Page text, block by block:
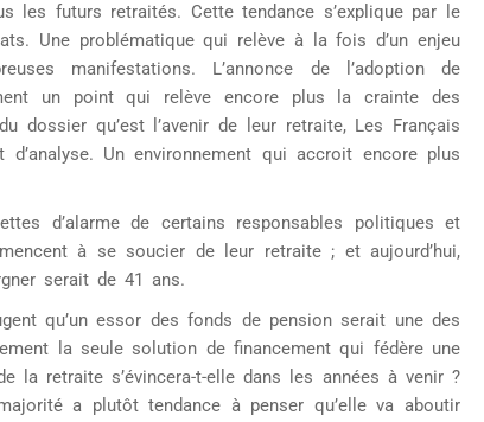
les futurs retraités. Cette tendance s’explique par le
Une problématique qui relève à la fois d’un enjeu
manifestations. L’annonce de l’adoption de
un point qui relève encore plus la crainte des
qu’est l’avenir de leur retraite, Les Français
Un environnement qui accroit encore plus
d’alarme de certains responsables politiques et
à se soucier de leur retraite ; et aujourd’hui,
serait de 41 ans.
qu’un essor des fonds de pension serait une des
la seule solution de financement qui fédère une
la retraite s’évincera-t-elle dans les années à venir ?
a plutôt tendance à penser qu’elle va aboutir